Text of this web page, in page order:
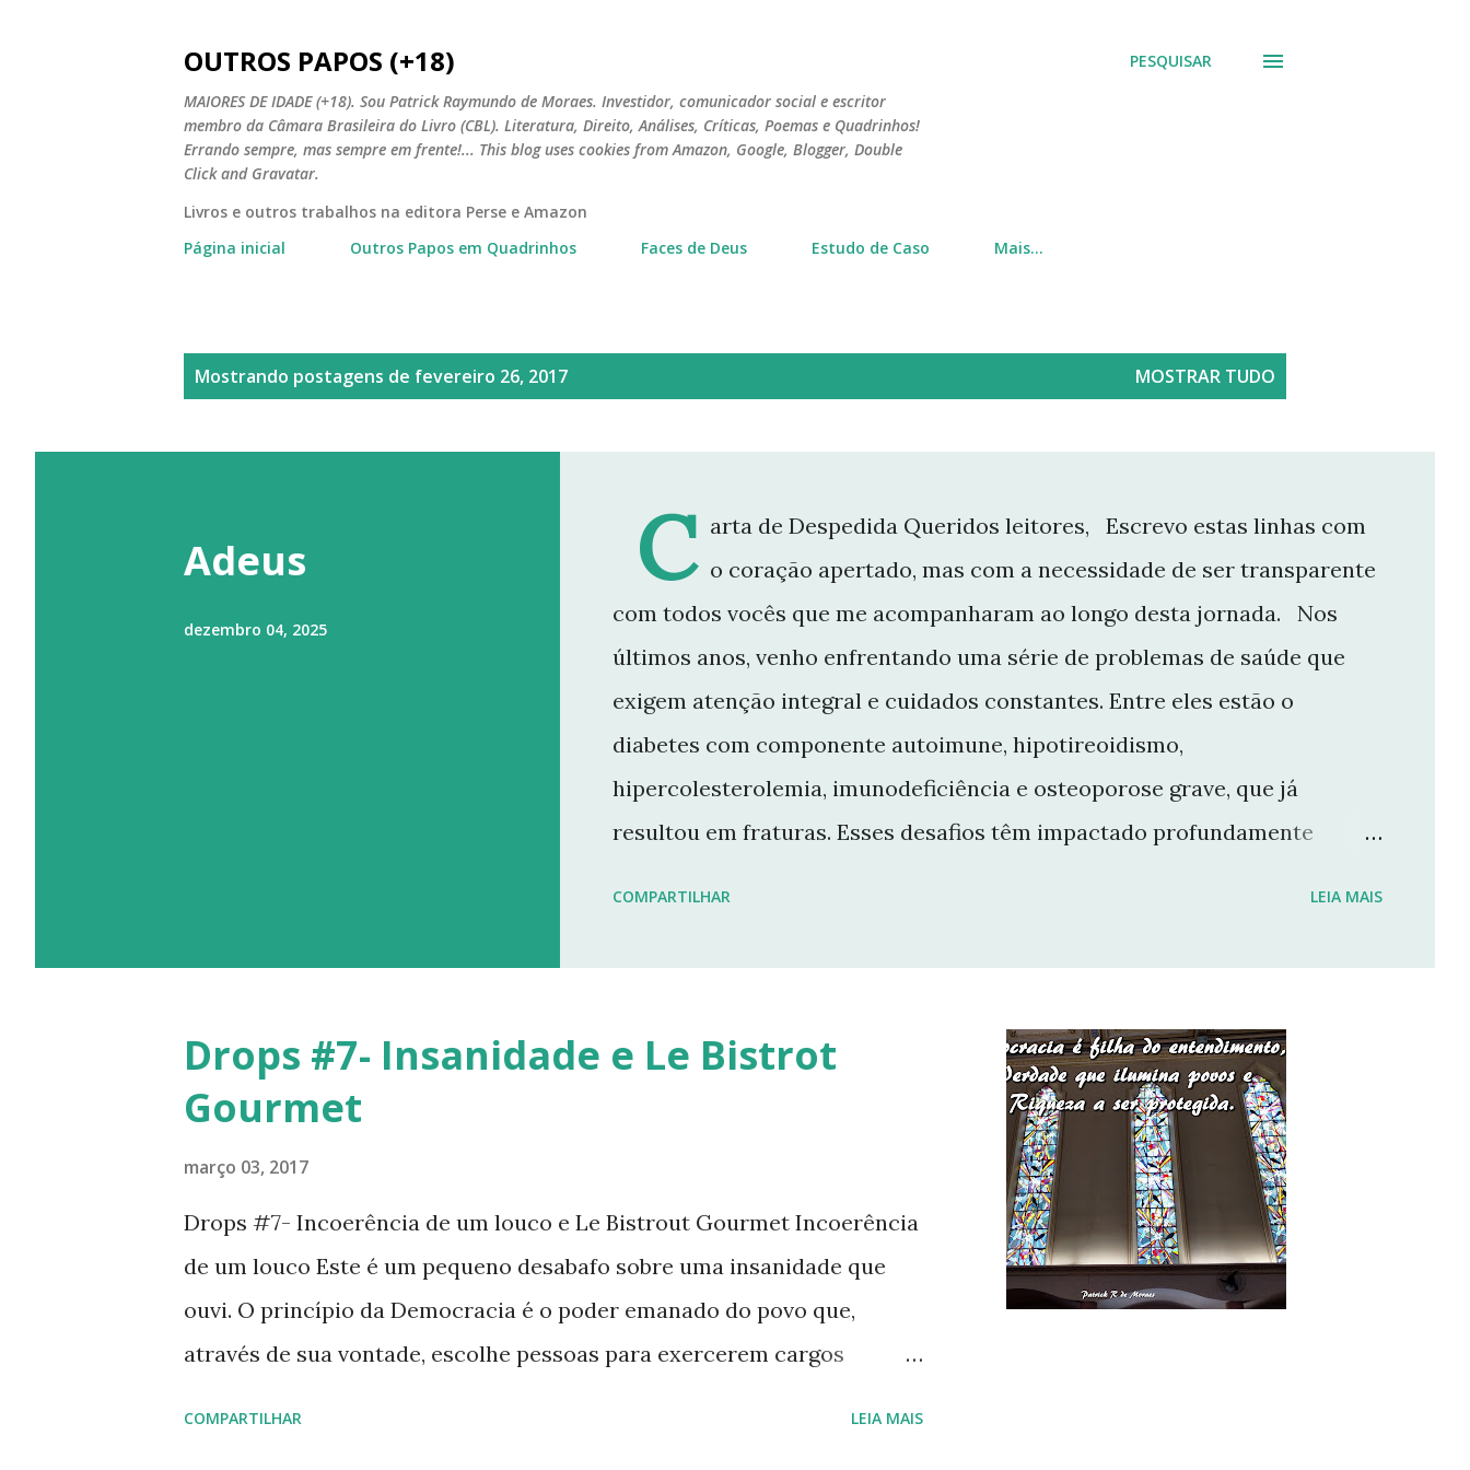
OUTROS PAPOS (+18)
MAIORES DE IDADE (+18). Sou Patrick Raymundo de Moraes. Investidor, comunicador social e escritor
membro da Câmara Brasileira do Livro (CBL). Literatura, Direito, Análises, Críticas, Poemas e Quadrinhos!
Errando sempre, mas sempre em frente!... This blog uses cookies from Amazon, Google, Blogger, Double
Click and Gravatar.
PESQUISAR
Livros e outros trabalhos na editora Perse e Amazon
Página inicial
Outros Papos em Quadrinhos Faces de Deus Estudo de Caso Mais…
s
Mostrando postagens de fevereiro 26, 2017 MOSTRAR TUDO
Adeus
dezembro 04, 2025
C arta de Despedida Queridos leitores, Escrevo estas linhas com
o coração apertado, mas com a necessidade de ser transparente
com todos vocês que me acompanharam ao longo desta jornada. Nos
últimos anos, venho enfrentando uma série de problemas de saúde que
exigem atenção integral e cuidados constantes. Entre eles estão o
diabetes com componente autoimune, hipotireoidismo,
hipercolesterolemia, imunodeficiência e osteoporose grave, que já
resultou em fraturas. Esses desafios têm impactado profundamente
decisão de dar uma pausa no blog. Não posso garantir quando — ou se —
saúde e buscar qualidade de vida dentro das limitações que enfrento.
Quero agradecer imensamente a cada um de vocês que esteve comigo,
COMPARTILHAR LEIA MAIS
Drops #7- Insanidade e Le Bistrot
Gourmet
março 03, 2017
Drops #7- Incoerência de um louco e Le Bistrout Gourmet Incoerência
de um louco Este é um pequeno desabafo sobre uma insanidade que
ouvi. O princípio da Democracia é o poder emanado do povo que,
através de sua vontade, escolhe pessoas para exercerem cargos
COMPARTILHAR LEIA MAIS